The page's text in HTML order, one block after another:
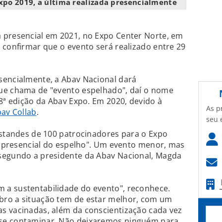
em 2021, no Expo Center Norte, em
confirmar que o evento será realizado entre 29
a Abav Nacional dará
chama de "evento espelhado", daí o nome
edição da Abav Expo. Em 2020, devido à
Collab.
de 100 patrocinadores para o Expo
do espelho". Um evento menor, mas
a presidente da Abav Nacional, Magda
a sustentabilidade do evento", reconhece.
a situação tem de estar melhor, com um
vacinadas, além da conscientização cada vez
As
seu